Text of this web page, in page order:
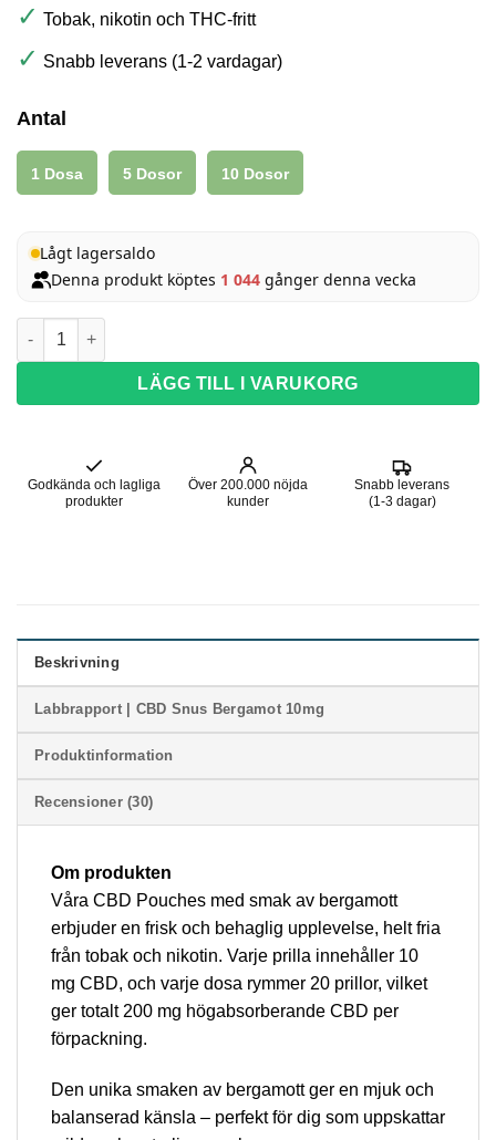
✓ Tobak, nikotin och THC-fritt
✓ Snabb leverans (1-2 vardagar)
Antal
1 Dosa 5 Dosor 10 Dosor
Lågt lagersaldo
Denna produkt köptes 1 044 gånger denna vecka
CBD Snus - Bergmot (200mg) mängd
LÄGG TILL I VARUKORG
Godkända och lagliga
produkter
Över 200.000 nöjda
kunder
Snabb leverans
(1-3 dagar)
Beskrivning
Labbrapport | CBD Snus Bergamot 10mg
Produktinformation
Recensioner (30)
Om produkten
Våra CBD Pouches med smak av bergamott
erbjuder en frisk och behaglig upplevelse, helt fria
från tobak och nikotin. Varje prilla innehåller 10
mg CBD, och varje dosa rymmer 20 prillor, vilket
ger totalt 200 mg högabsorberande CBD per
förpackning.
Den unika smaken av bergamott ger en mjuk och
balanserad känsla – perfekt för dig som uppskattar